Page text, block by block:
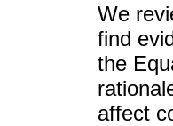
We
find
the
affect